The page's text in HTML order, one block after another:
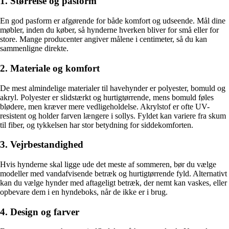
En god pasform er afgørende for både komfort og udseende. Mål dine
møbler, inden du køber, så hynderne hverken bliver for små eller for
store. Mange producenter angiver målene i centimeter, så du kan
sammenligne direkte.
2. Materiale og komfort
De mest almindelige materialer til havehynder er polyester, bomuld og
akryl. Polyester er slidstærkt og hurtigtørrende, mens bomuld føles
blødere, men kræver mere vedligeholdelse. Akrylstof er ofte UV-
resistent og holder farven længere i sollys. Fyldet kan variere fra skum
til fiber, og tykkelsen har stor betydning for siddekomforten.
3. Vejrbestandighed
Hvis hynderne skal ligge ude det meste af sommeren, bør du vælge
modeller med vandafvisende betræk og hurtigtørrende fyld. Alternativt
kan du vælge hynder med aftageligt betræk, der nemt kan vaskes, eller
opbevare dem i en hyndeboks, når de ikke er i brug.
4. Design og farver